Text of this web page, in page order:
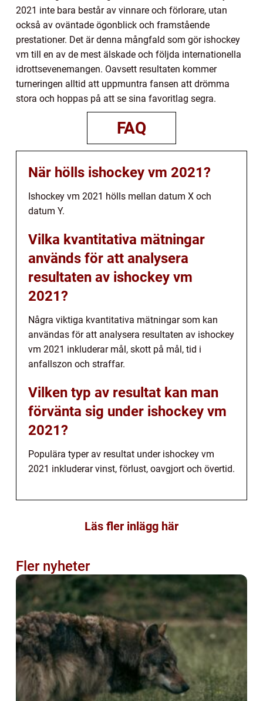
2021 inte bara består av vinnare och förlorare, utan
också av oväntade ögonblick och framstående
prestationer. Det är denna mångfald som gör ishockey
vm till en av de mest älskade och följda internationella
idrottsevenemangen. Oavsett resultaten kommer
turneringen alltid att uppmuntra fansen att drömma
stora och hoppas på att se sina favoritlag segra.
FAQ
När hölls ishockey vm 2021?
Ishockey vm 2021 hölls mellan datum X och
datum Y.
Vilka kvantitativa mätningar
används för att analysera
resultaten av ishockey vm
2021?
Några viktiga kvantitativa mätningar som kan
användas för att analysera resultaten av ishockey
vm 2021 inkluderar mål, skott på mål, tid i
anfallszon och straffar.
Vilken typ av resultat kan man
förvänta sig under ishockey vm
2021?
Populära typer av resultat under ishockey vm
2021 inkluderar vinst, förlust, oavgjort och övertid.
Läs fler inlägg här
Fler nyheter